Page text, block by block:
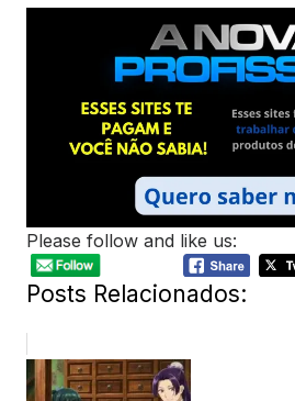
Please follow and like us:
Posts Relacionados: